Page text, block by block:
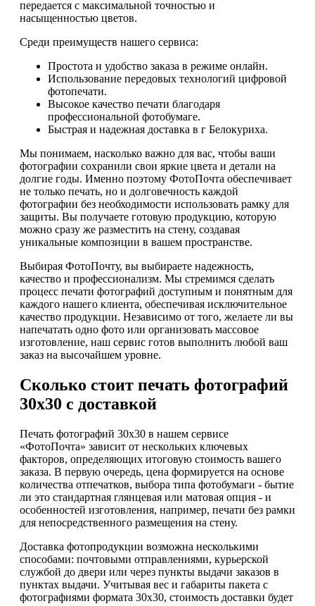
передается с максимальной точностью и
насыщенностью цветов.
Среди преимуществ нашего сервиса:
Простота и удобство заказа в режиме онлайн.
Использование передовых технологий цифровой
фотопечати.
Высокое качество печати благодаря
профессиональной фотобумаге.
Быстрая и надежная доставка в г Белокуриха.
Мы понимаем, насколько важно для вас, чтобы ваши
фотографии сохранили свои яркие цвета и детали на
долгие годы. Именно поэтому ФотоПочта обеспечивает
не только печать, но и долговечность каждой
фотографии без необходимости использовать рамку для
защиты. Вы получаете готовую продукцию, которую
можно сразу же разместить на стену, создавая
уникальные композиции в вашем пространстве.
Выбирая ФотоПочту, вы выбираете надежность,
качество и профессионализм. Мы стремимся сделать
процесс печати фотографий доступным и понятным для
каждого нашего клиента, обеспечивая исключительное
качество продукции. Независимо от того, желаете ли вы
напечатать одно фото или организовать массовое
изготовление, наш сервис готов выполнить любой ваш
заказ на высочайшем уровне.
Сколько стоит печать фотографий
30х30 с доставкой
Печать фотографий 30х30 в нашем сервисе
«ФотоПочта» зависит от нескольких ключевых
факторов, определяющих итоговую стоимость вашего
заказа. В первую очередь, цена формируется на основе
количества отпечатков, выбора типа фотобумаги - бытие
ли это стандартная глянцевая или матовая опция - и
особенностей изготовления, например, печати без рамки
для непосредственного размещения на стену.
Доставка фотопродукции возможна несколькими
способами: почтовыми отправлениями, курьерской
службой до двери или через пункты выдачи заказов в
пунктах выдачи. Учитывая вес и габариты пакета с
фотографиями формата 30х30, стоимость доставки будет